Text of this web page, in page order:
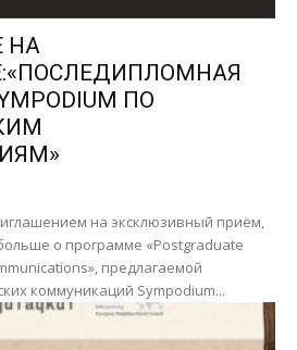
НА
ПО
на эксклюзивный приём,
о программе «Postgraduate
предлагаемой
коммуникаций Sympodium...